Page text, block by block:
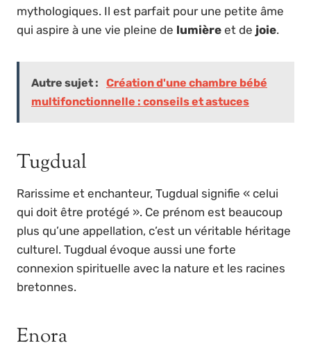
mythologiques. Il est parfait pour une petite âme
qui aspire à une vie pleine de lumière et de joie.
Autre sujet :
Création d'une chambre bébé
multifonctionnelle : conseils et astuces
Tugdual
Rarissime et enchanteur, Tugdual signifie « celui
qui doit être protégé ». Ce prénom est beaucoup
plus qu’une appellation, c’est un véritable héritage
culturel. Tugdual évoque aussi une forte
connexion spirituelle avec la nature et les racines
bretonnes.
Enora